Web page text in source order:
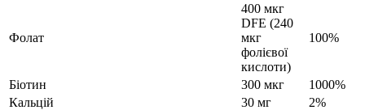
Фолат
400 мкг
DFE (240
мкг
фолієвої
кислоти)
100%
Біотин 300 мкг
1000%
Кальцій
30 мг
2%